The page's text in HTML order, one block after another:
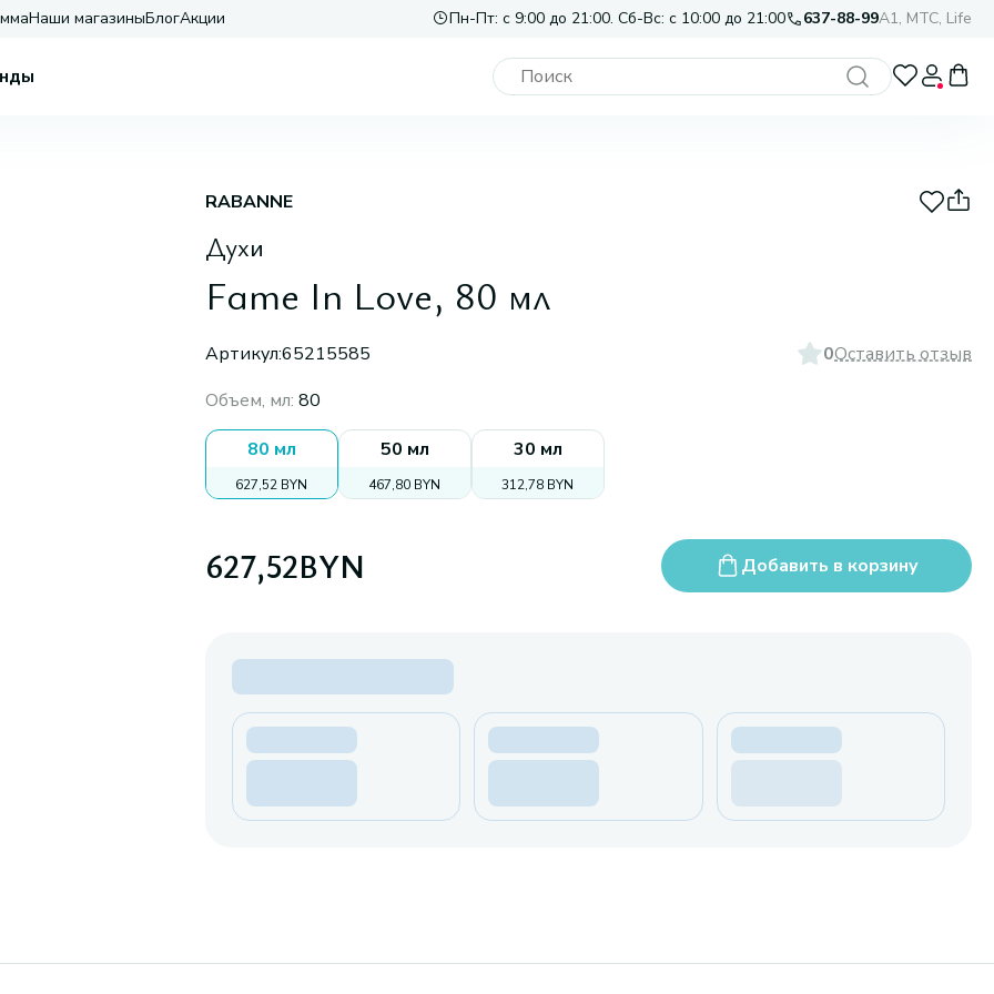
Наши магазиныБлогАкции Пн-Пт: с 9:00 до 21:00. Сб-Вс: с 10:00 до 21:00 637-88-99A1, МТС, Life
RABANNE
Духи
Fame In Love, 80 мл
Артикул:65215585 0Оставить отзыв
Объем, мл: 80
80 мл
627,52 BYN
50 мл
467,80 BYN
30 мл
312,78 BYN
627,52BYN Добавить в корзину